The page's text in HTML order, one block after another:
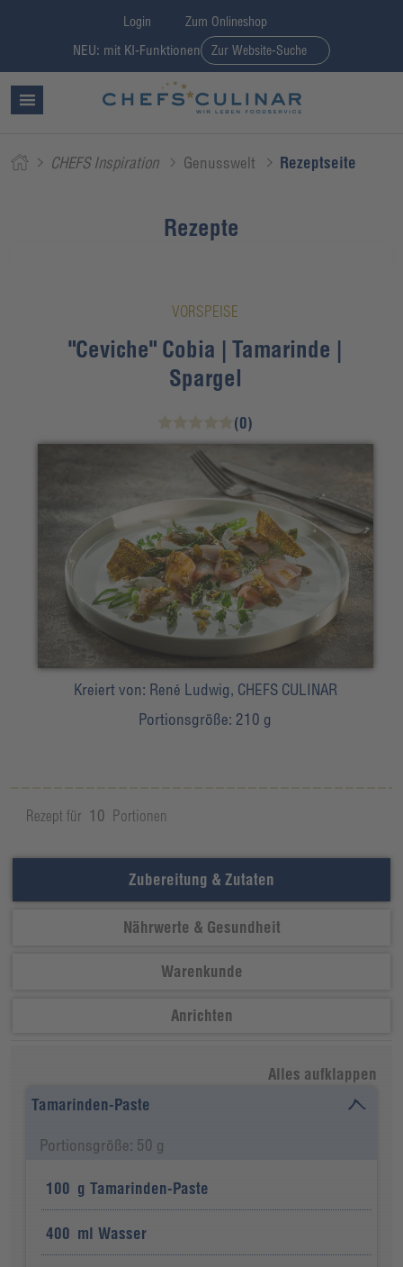
Login Zum Onlineshop
NEU: mit KI-Funktionen Zur Website-Suche
CHEFS Inspiration Genusswelt Rezeptseite
Rezepte
VORSPEISE
"Ceviche" Cobia | Tamarinde |
Spargel
(0)
Kreiert von: René Ludwig, CHEFS CULINAR
Portionsgröße: 210 g
Rezept für 10 Portionen
Zubereitung & Zutaten
Nährwerte & Gesundheit
Warenkunde
Anrichten
Alles aufklappen
Tamarinden-Paste
Portionsgröße: 50 g
100 g Tamarinden-Paste
400 ml Wasser